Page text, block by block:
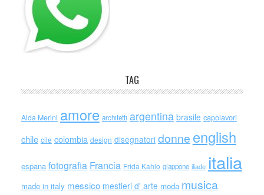
TAG
Alda Merini amore architetti argentina brasile capolavori
chile cile colombia design disegnatori donne english
espana fotografia Francia Frida Kahlo giappone iliade italia
made in italy messico mestieri d' arte moda musica